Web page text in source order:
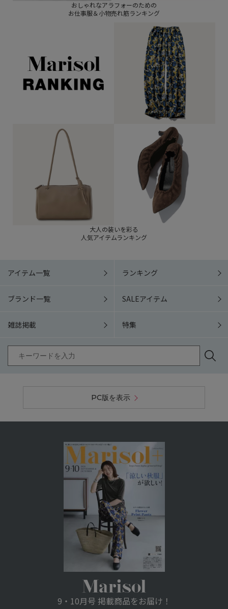
おしゃれなアラフォーのための
お仕事服＆小物売れ筋ランキング
大人の装いを彩る
人気アイテムランキング
アイテム一覧 ランキング
ブランド一覧 SALEアイテム
雑誌掲載 特集
PC版を表示
9・10月号 掲載商品をお届け！